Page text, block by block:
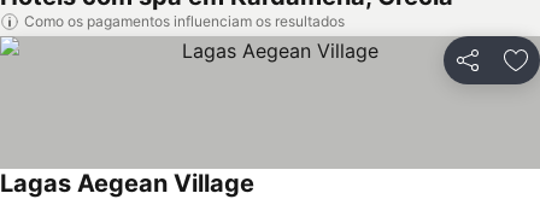
Como os pagamentos influenciam os resultados
Partilhar
Lagas Aegean Village